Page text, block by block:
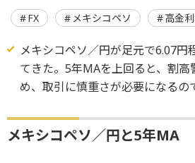
FX メキシコペソ 高金
メキシコペソ／円が足元で6.07円
てきた。5年MAを上回ると、割高
め、取引に慎重さが必要になるの
メキシコペソ／円と5年MA